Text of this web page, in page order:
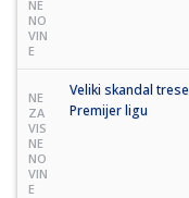
NE
NO
VIN
E
NE
ZA
VIS
NE
NO
VIN
E
Veliki skandal
Premijer ligu